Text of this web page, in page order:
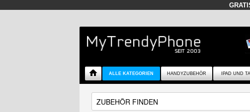
ALLE KATEGORIEN HANDYZUBEHÖR IPAD UND